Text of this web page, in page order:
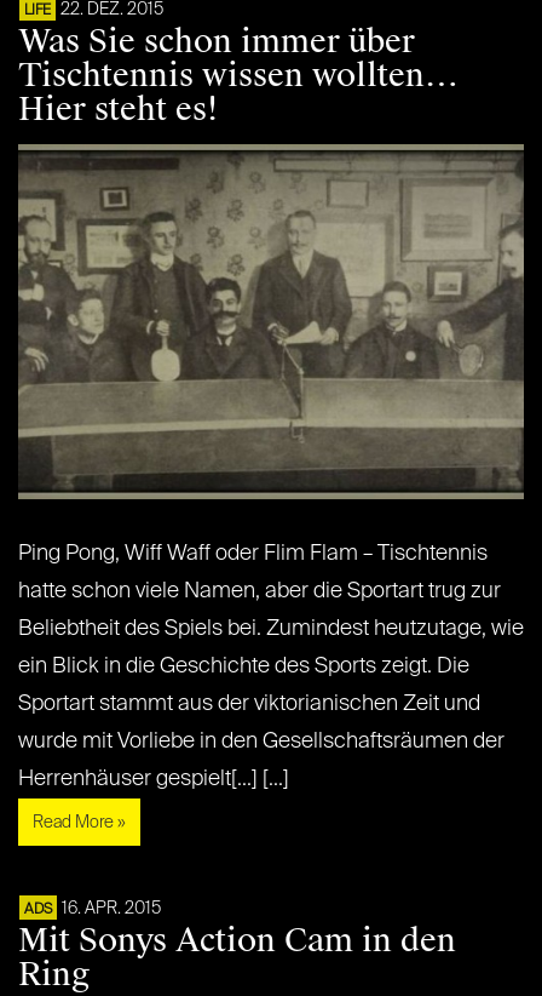
LIFE 22. DEZ. 2015
Was Sie schon immer über
Tischtennis wissen wollten…
Hier steht es!
Ping Pong, Wiff Waff oder Flim Flam – Tischtennis
hatte schon viele Namen, aber die Sportart trug zur
Beliebtheit des Spiels bei. Zumindest heutzutage, wie
ein Blick in die Geschichte des Sports zeigt. Die
Sportart stammt aus der viktorianischen Zeit und
wurde mit Vorliebe in den Gesellschaftsräumen der
Herrenhäuser gespielt[...] [...]
Read More »
ADS 16. APR. 2015
Mit Sonys Action Cam in den
Ring